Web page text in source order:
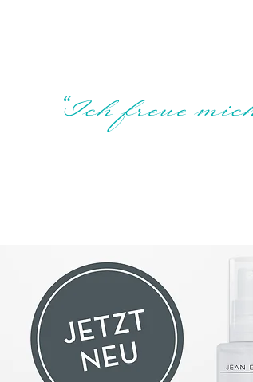
“Ich freue